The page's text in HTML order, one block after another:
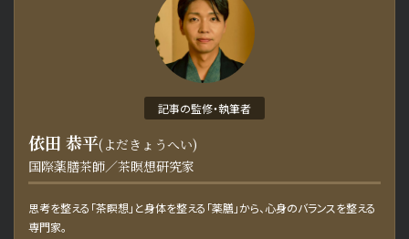
FAQ
お問い合わせ・取材依頼
記事の監修・執筆者
依田 恭平(よだきょうへい)
国際薬膳茶師／茶瞑想研究家
思考を整える「茶瞑想」と身体を整える「薬膳」から、心身のバランスを整える
専門家。